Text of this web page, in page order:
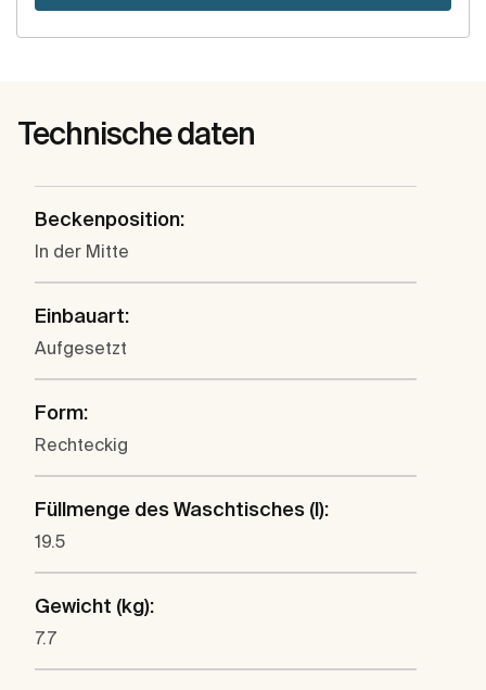
Technische daten
Beckenposition:
In der Mitte
Einbauart:
Aufgesetzt
Form:
Rechteckig
Füllmenge des Waschtisches (l):
19.5
Gewicht (kg):
7.7